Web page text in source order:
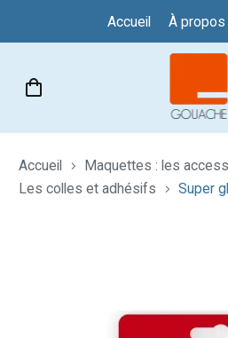
Accueil À propos
Accueil
Maquettes : les
Les colles et adhésifs
Super